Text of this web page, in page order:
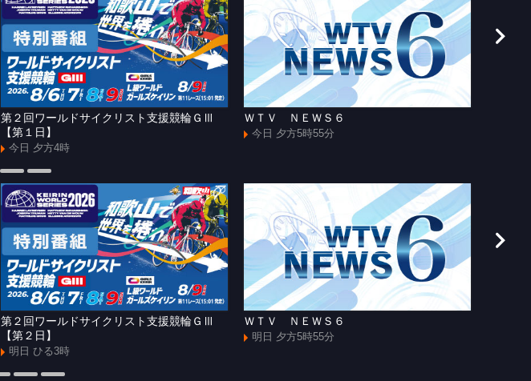
第２回ワールドサイクリスト支援競輪ＧⅢ
【第１日】
今日 夕方4時
ＷＴＶ ＮＥＷＳ６
今日 夕方5時55分
第２回ワールドサイクリスト支援競輪ＧⅢ
【第２日】
明日 ひる3時
ＷＴＶ ＮＥＷＳ６
明日 夕方5時55分